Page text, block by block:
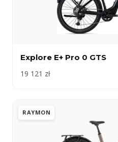
Explore E+ Pro 0 GTS
19 121 zł
RAYMON